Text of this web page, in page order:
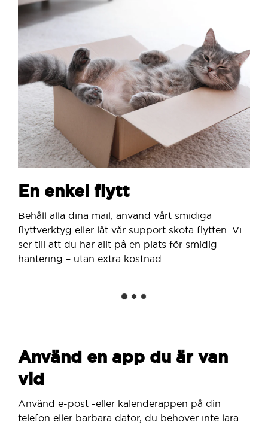
En enkel flytt
Behåll alla dina mail, använd vårt smidiga
flyttverktyg eller låt vår support sköta flytten. Vi
ser till att du har allt på en plats för smidig
hantering – utan extra kostnad.
Använd en app du är van
vid
Använd e-post -eller kalenderappen på din
telefon eller bärbara dator, du behöver inte lära